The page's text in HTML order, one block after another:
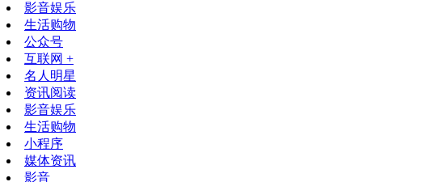
影音娱乐
生活购物
公众号
互联网 +
名人明星
资讯阅读
影音娱乐
生活购物
小程序
媒体资讯
影音